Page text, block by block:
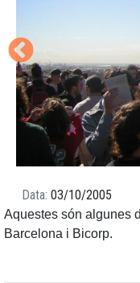
Data 03/10/2005
Aquestes són algunes
Barcelona i Bicorp.